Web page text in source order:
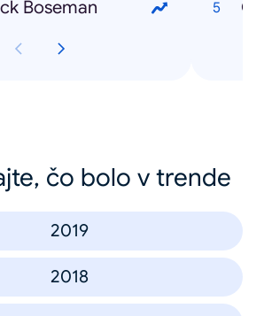
Boseman
čo bolo v trende
2019
2018